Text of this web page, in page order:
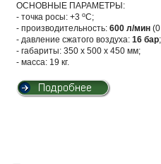
ОСНОВНЫЕ ПАРАМЕТРЫ:
- точка росы: +3 оС;
- производительность: 600 л/мин
- давление сжатого воздуха: 16 бар;
- габариты: 350 х 500 х 450 мм;
- масса: 19 кг.